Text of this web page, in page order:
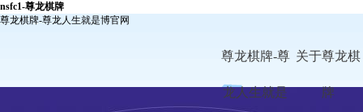
nsfc1-尊龙棋牌
尊龙棋牌-尊龙人生就是博官网
尊龙棋牌-尊
龙人生就是
关于尊龙棋
牌